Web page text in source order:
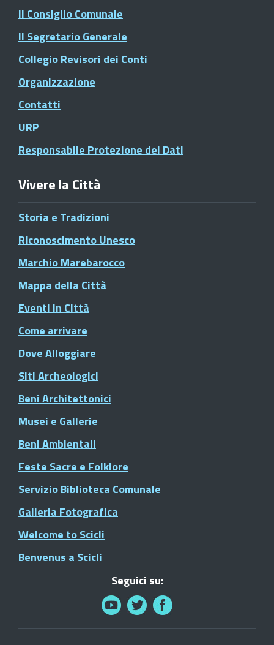
Il Consiglio Comunale
Il Segretario Generale
Collegio Revisori dei Conti
Organizzazione
Contatti
URP
Responsabile Protezione dei Dati
Vivere la Città
Storia e Tradizioni
Riconoscimento Unesco
Marchio Marebarocco
Mappa della Città
Eventi in Città
Come arrivare
Dove Alloggiare
Siti Archeologici
Beni Architettonici
Musei e Gallerie
Beni Ambientali
Feste Sacre e Folklore
Servizio Biblioteca Comunale
Galleria Fotografica
Welcome to Scicli
Benvenus a Scicli
Seguici su: